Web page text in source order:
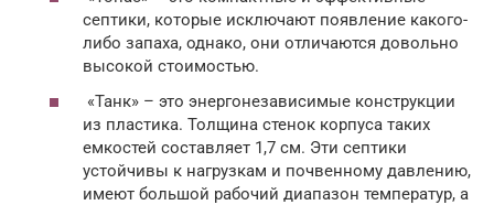
септики, которые исключают появление какого-
либо запаха, однако, они отличаются довольно
высокой стоимостью.
«Танк» – это энергонезависимые конструкции
из пластика. Толщина стенок корпуса таких
емкостей составляет 1,7 см. Эти септики
устойчивы к нагрузкам и почвенному давлению,
имеют большой рабочий диапазон температур, а